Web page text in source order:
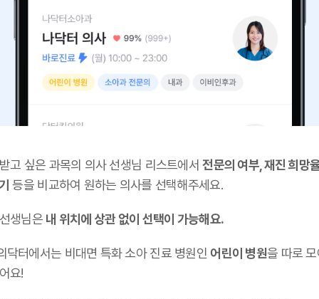
고 싶은 과목의 의사 선생님 리스트에서전문의 여부, 재진 희망
등을 비교하여 원하는 의사를 선택해주세요.
생님은 내 위치에 상관 없이 선택이 가능해요.
닥터에서는 비대면 특화 소아 진료 병원인 어린이 병원을 따로
요!